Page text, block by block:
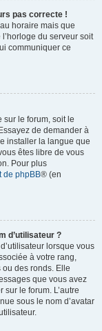
pas correcte !
horaire mais que
l’horloge du serveur soit
communiquer ce
sur le forum, soit le
de demander à
installer la langue que
êtes libre de vous
Pour plus
de phpBB® (en
d’utilisateur ?
lorsque vous
à votre rang,
des ronds. Elle
que vous avez
le forum. L’autre
sous le nom d’avatar